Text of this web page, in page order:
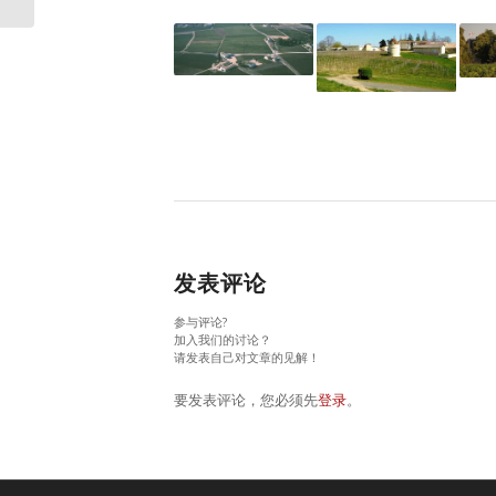
发表评论
参与评论?
加入我们的讨论？
请发表自己对文章的见解！
要发表评论，您必须先登录。